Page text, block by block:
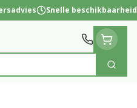
Snelle beschikbaarheid
Zoek